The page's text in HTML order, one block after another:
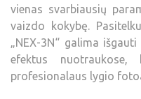
vienas svarbiausių
vaizdo kokybę.
„NEX-3N“ galima
efektus
profesionalaus lygio